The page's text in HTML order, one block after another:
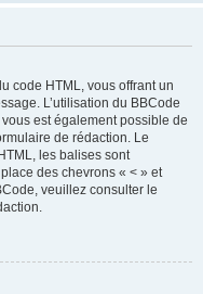
code HTML, vous offrant un
L’utilisation du BBCode
est également possible de
de rédaction. Le
les balises sont
des chevrons « < » et
veuillez consulter le